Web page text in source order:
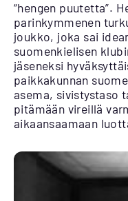
“hengen puutetta”.
parinkymmenen
joukko, joka sai
suomenkielisen
jäseneksi
paikkakunnan
asema, sivistystaso
pitämään vireillä
aikaansaamaan